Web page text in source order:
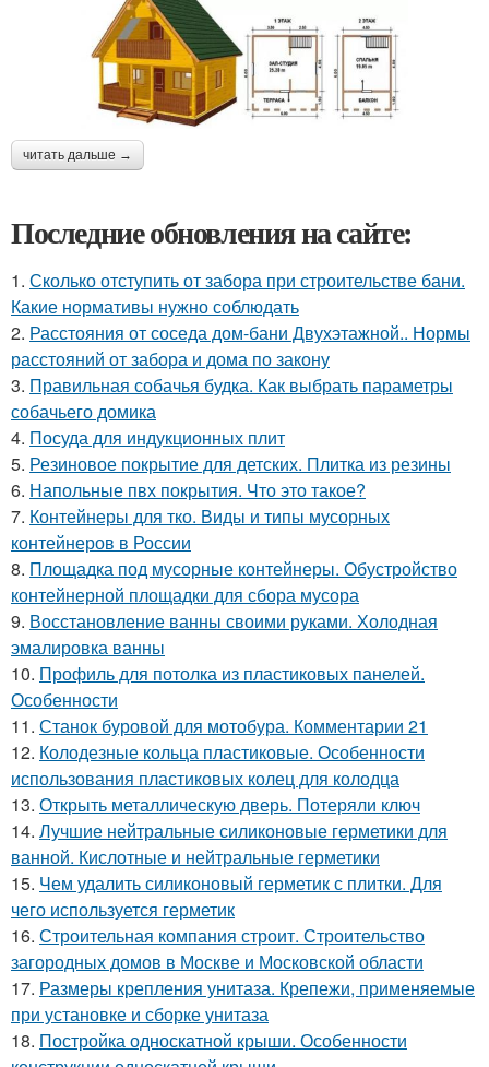
читать дальше →
Последние обновления на сайте:
1. Сколько отступить от забора при строительстве бани.
Какие нормативы нужно соблюдать
2. Расстояния от соседа дом-бани Двухэтажной.. Нормы
расстояний от забора и дома по закону
3. Правильная собачья будка. Как выбрать параметры
собачьего домика
4. Посуда для индукционных плит
5. Резиновое покрытие для детских. Плитка из резины
6. Напольные пвх покрытия. Что это такое?
7. Контейнеры для тко. Виды и типы мусорных
контейнеров в России
8. Площадка под мусорные контейнеры. Обустройство
контейнерной площадки для сбора мусора
9. Восстановление ванны своими руками. Холодная
эмалировка ванны
10. Профиль для потолка из пластиковых панелей.
Особенности
11. Станок буровой для мотобура. Комментарии 21
12. Колодезные кольца пластиковые. Особенности
использования пластиковых колец для колодца
13. Открыть металлическую дверь. Потеряли ключ
14. Лучшие нейтральные силиконовые герметики для
ванной. Кислотные и нейтральные герметики
15. Чем удалить силиконовый герметик с плитки. Для
чего используется герметик
16. Строительная компания строит. Строительство
загородных домов в Москве и Московской области
17. Размеры крепления унитаза. Крепежи, применяемые
при установке и сборке унитаза
18. Постройка односкатной крыши. Особенности